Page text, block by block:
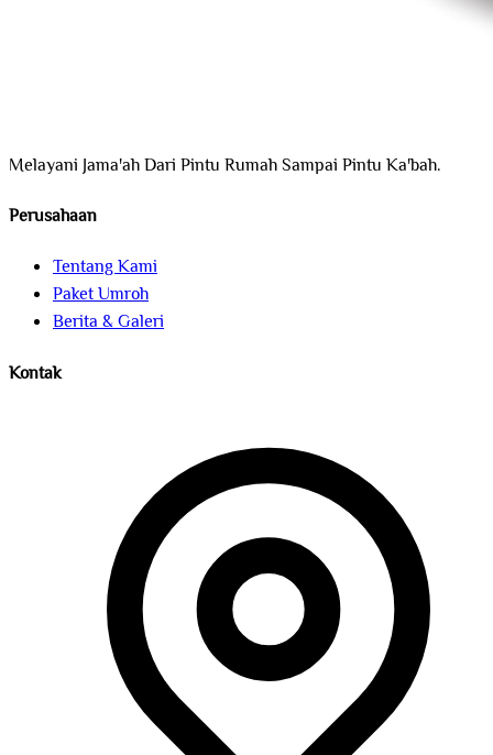
Melayani Jama'ah Dari Pintu Rumah Sampai Pintu Ka'bah.
Perusahaan
Tentang Kami
Paket Umroh
Berita & Galeri
Kontak